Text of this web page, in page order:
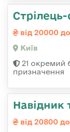
Стрілець-
від 20000
Київ
21 окремий
призначення
Навідник
від 20800